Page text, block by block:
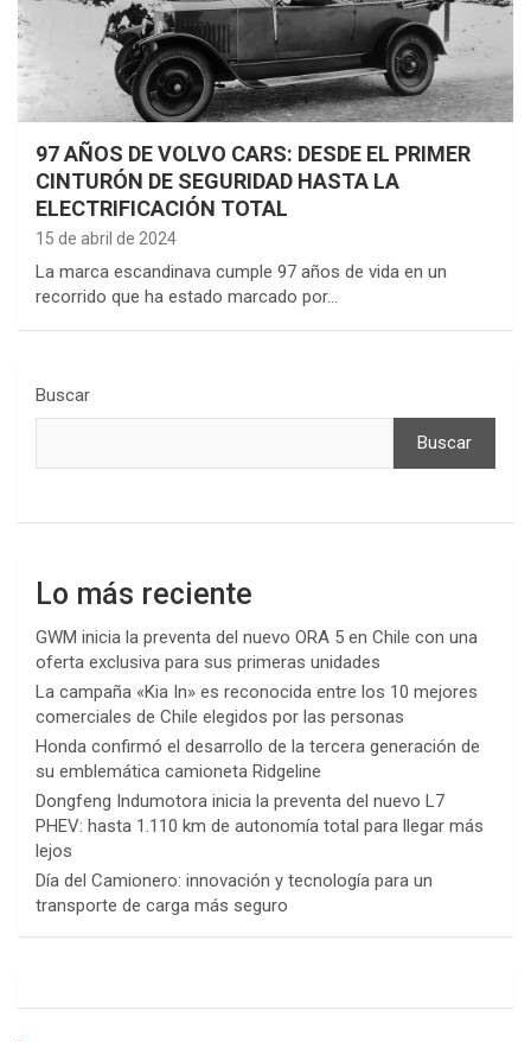
97 AÑOS DE VOLVO CARS: DESDE EL PRIMER
CINTURÓN DE SEGURIDAD HASTA LA
ELECTRIFICACIÓN TOTAL
15 de abril de 2024
La marca escandinava cumple 97 años de vida en un
recorrido que ha estado marcado por…
Buscar
Buscar
Lo más reciente
GWM inicia la preventa del nuevo ORA 5 en Chile con una
oferta exclusiva para sus primeras unidades
La campaña «Kia In» es reconocida entre los 10 mejores
comerciales de Chile elegidos por las personas
Honda confirmó el desarrollo de la tercera generación de
su emblemática camioneta Ridgeline
Dongfeng Indumotora inicia la preventa del nuevo L7
PHEV: hasta 1.110 km de autonomía total para llegar más
lejos
Día del Camionero: innovación y tecnología para un
transporte de carga más seguro